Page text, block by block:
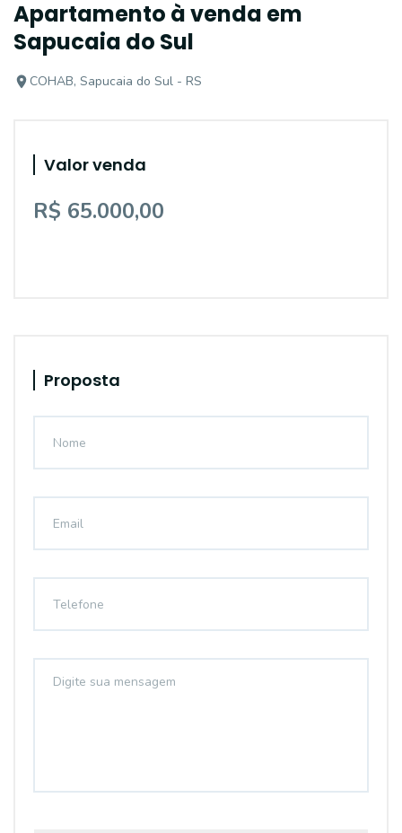
Apartamento à venda em
Sapucaia do Sul
COHAB, Sapucaia do Sul - RS
Valor venda
R$ 65.000,00
Proposta